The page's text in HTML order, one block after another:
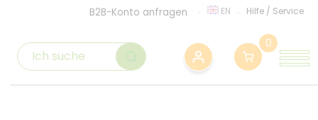
B2B-Konto anfragen EN Hilfe / Service
0